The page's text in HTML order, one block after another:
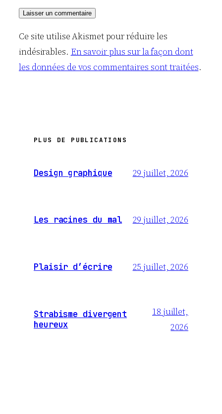
Ce site utilise Akismet pour réduire les
indésirables. En savoir plus sur la façon dont
les données de vos commentaires sont traitées.
PLUS DE PUBLICATIONS
Design graphique 29 juillet, 2026
Les racines du mal 29 juillet, 2026
Plaisir d’écrire 25 juillet, 2026
Strabisme divergent
heureux
18 juillet,
2026